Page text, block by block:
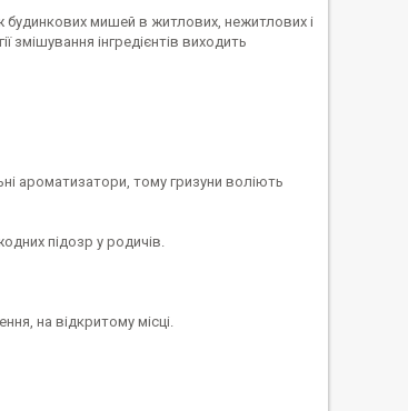
будинкових мишей в житлових, нежитлових і
змішування інгредієнтів виходить
ароматизатори, тому гризуни воліють
підозр у родичів.
на відкритому місці.